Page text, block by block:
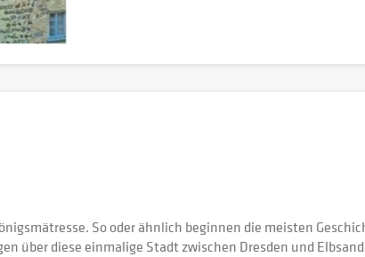
So oder ähnlich beginnen die meisten
über diese einmalige Stadt zwischen Dresden und